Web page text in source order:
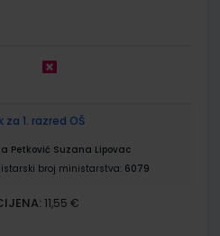
za 1. razred OŠ
Petković Suzana Lipovac
broj ministarstva: 6079
11,55 €